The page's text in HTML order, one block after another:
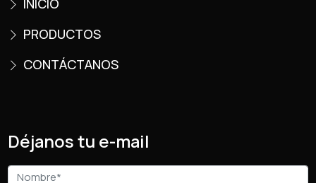
INICIO
PRODUCTOS
CONTÁCTANOS
Déjanos tu e-mail